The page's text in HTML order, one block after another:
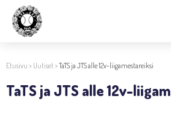
Etusivu > Uutiset>TaTS ja JTS alle 12v-liigamestareiksi
TaTS ja JTS alle 12v-